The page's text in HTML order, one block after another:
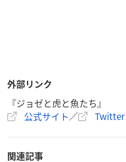
外部リンク
『ジョゼと虎と魚たち』
公式サイト／ Twitter
関連記事